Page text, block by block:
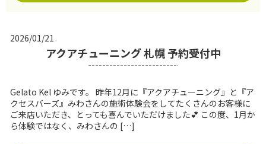
2026/01/21
アクアチューニング 札幌 予約受付中
Gelato Kel ゆみです。 昨年12月に『アクアチューニング』と『ア
クセスバーズ』みわさんの施術体験会をしてたくさんのお客様に
ご来店いただき、とっても喜んでいただけました💕 この度、1月か
ら体験ではなく、みわさんの […]